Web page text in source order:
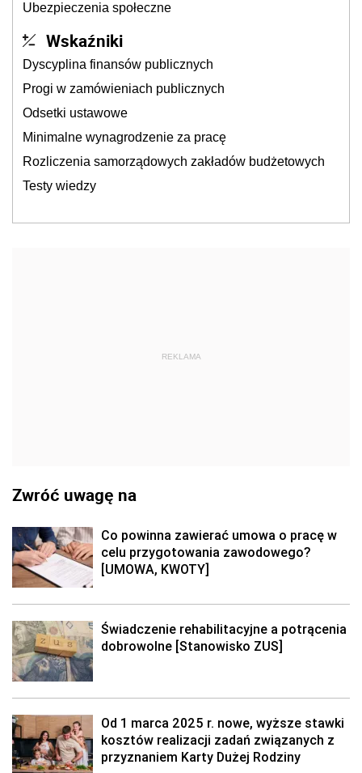
Ubezpieczenia społeczne
Wskaźniki
Dyscyplina finansów publicznych
Progi w zamówieniach publicznych
Odsetki ustawowe
Minimalne wynagrodzenie za pracę
Rozliczenia samorządowych zakładów budżetowych
Testy wiedzy
REKLAMA
Zwróć uwagę na
Co powinna zawierać umowa o pracę w
celu przygotowania zawodowego?
[UMOWA, KWOTY]
Świadczenie rehabilitacyjne a potrącenia
dobrowolne [Stanowisko ZUS]
Od 1 marca 2025 r. nowe, wyższe stawki
kosztów realizacji zadań związanych z
przyznaniem Karty Dużej Rodziny